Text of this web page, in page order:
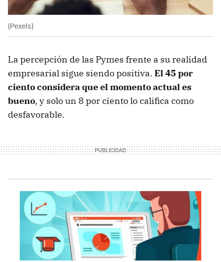
(Pexels)
La percepción de las Pymes frente a su realidad
empresarial sigue siendo positiva. El 45 por
ciento considera que el momento actual es
bueno, y solo un 8 por ciento lo califica como
desfavorable.